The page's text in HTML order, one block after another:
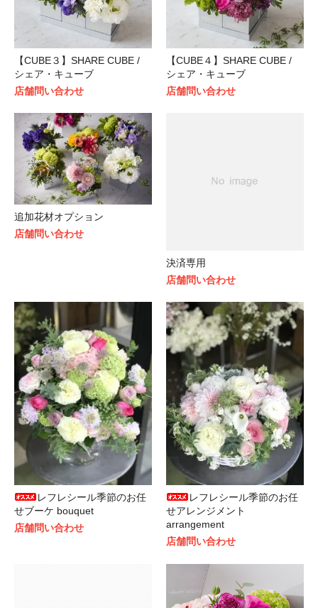
【CUBE３】SHARE CUBE /
シェア・キューブ
店舗問い合わせ
【CUBE４】SHARE CUBE /
シェア・キューブ
店舗問い合わせ
追加花材オプション
店舗問い合わせ
決済専用
店舗問い合わせ
レフレシール季節のお任
せブーケ bouquet
店舗問い合わせ
レフレシール季節のお任
せアレンジメント
arrangement
店舗問い合わせ